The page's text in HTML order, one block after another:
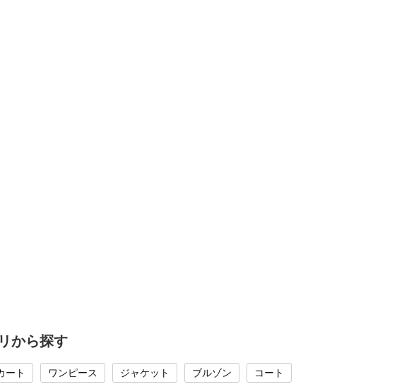
から探す
ート ワンピース ジャケット ブルゾン コート